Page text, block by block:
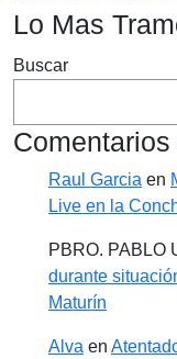
Lo Mas
Buscar
Raul Garcia en
Live en la
PBRO. PABLO
durante
Maturín
Alva en